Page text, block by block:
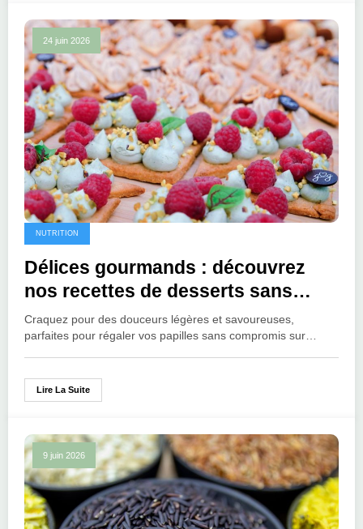
24 juin 2026
NUTRITION
Délices gourmands : découvrez
nos recettes de desserts sans
gluten
Craquez pour des douceurs légères et savoureuses,
parfaites pour régaler vos papilles sans compromis sur…
Lire La Suite
9 juin 2026